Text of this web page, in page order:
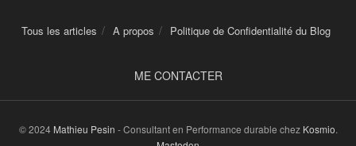
Tous les articles A propos Politique de Confidentialité du Blog
ME CONTACTER
© 2024 Mathieu Pesin - Consultant en Performance durable chez Kosmio.